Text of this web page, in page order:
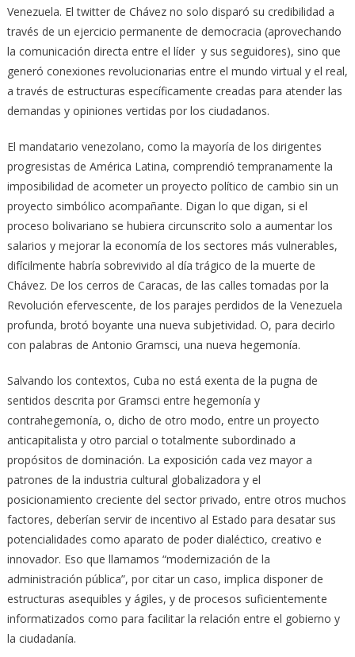
Venezuela. El twitter de Chávez no solo disparó su credibilidad a
través de un ejercicio permanente de democracia (aprovechando
la comunicación directa entre el líder y sus seguidores), sino que
generó conexiones revolucionarias entre el mundo virtual y el real,
a través de estructuras específicamente creadas para atender las
demandas y opiniones vertidas por los ciudadanos.
El mandatario venezolano, como la mayoría de los dirigentes
progresistas de América Latina, comprendió tempranamente la
imposibilidad de acometer un proyecto político de cambio sin un
proyecto simbólico acompañante. Digan lo que digan, si el
proceso bolivariano se hubiera circunscrito solo a aumentar los
salarios y mejorar la economía de los sectores más vulnerables,
difícilmente habría sobrevivido al día trágico de la muerte de
Chávez. De los cerros de Caracas, de las calles tomadas por la
Revolución efervescente, de los parajes perdidos de la Venezuela
profunda, brotó boyante una nueva subjetividad. O, para decirlo
con palabras de Antonio Gramsci, una nueva hegemonía.
Salvando los contextos, Cuba no está exenta de la pugna de
sentidos descrita por Gramsci entre hegemonía y
contrahegemonía, o, dicho de otro modo, entre un proyecto
anticapitalista y otro parcial o totalmente subordinado a
propósitos de dominación. La exposición cada vez mayor a
patrones de la industria cultural globalizadora y el
posicionamiento creciente del sector privado, entre otros muchos
factores, deberían servir de incentivo al Estado para desatar sus
potencialidades como aparato de poder dialéctico, creativo e
innovador. Eso que llamamos “modernización de la
administración pública”, por citar un caso, implica disponer de
estructuras asequibles y ágiles, y de procesos suficientemente
informatizados como para facilitar la relación entre el gobierno y
la ciudadanía.